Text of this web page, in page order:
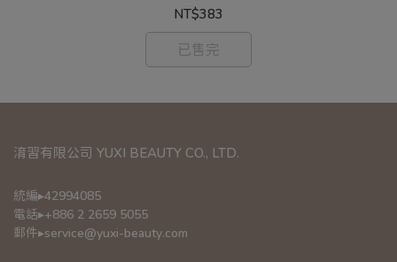
NT$383
已售完
淯習有限公司 YUXI BEAUTY CO., LTD.
統編▸42994085
電話▸+886 2 2659 5055
郵件▸service@yuxi-beauty.com